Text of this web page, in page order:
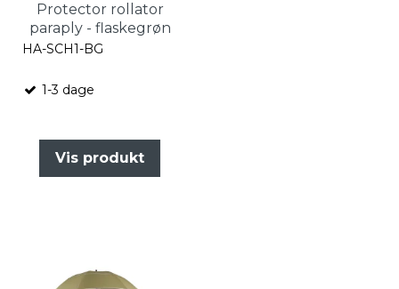
Protector rollator
paraply - flaskegrøn
HA-SCH1-BG
1-3 dage
Vis produkt